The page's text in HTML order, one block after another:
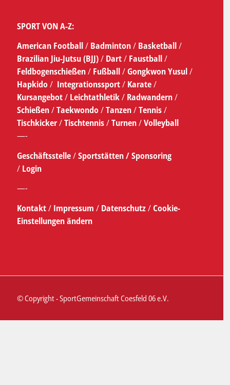
SPORT VON A-Z:
American Football/ Badminton/ Basketball/
Brazilian Jiu-Jutsu (BJJ)/ Dart/ Faustball/
Feldbogenschießen/ Fußball/Gongkwon Yusul/
Hapkido/ Integrationssport/ Karate/
Kursangebot/Leichtathletik/ Radwandern/
Schießen/Taekwondo/Tanzen/Tennis/
Tischkicker/Tischtennis/Turnen/Volleyball
—-
Geschäftsstelle/Sportstätten /Sponsoring
/ Login
—-
Kontakt/ Impressum / Datenschutz/Cookie-
Einstellungen ändern
© Copyright - SportGemeinschaft Coesfeld 06 e.V.